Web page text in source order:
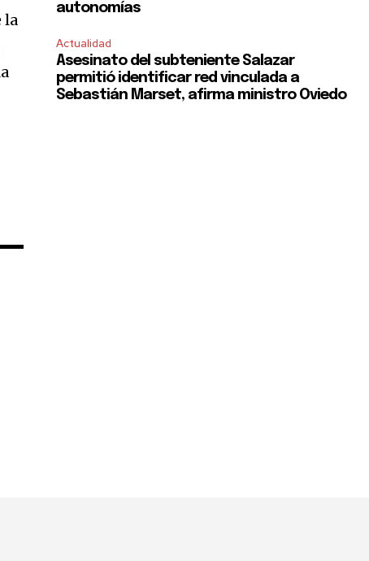
la
autonomías
Actualidad
Asesinato del subteniente Salazar
permitió identificar red vinculada a
Sebastián Marset, afirma ministro Oviedo